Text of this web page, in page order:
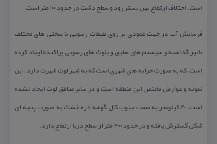
است. اختلاف ارتفاع بین بستر رود و سطح دشت در حدود ۱۰۰ متر است.
فرسایش آب در جهت عمودی بر روی طبقات رسوبی با سختی های مختلف
تاثیر گذاشته و سیستم های مطبق و بلوك های رسوبی پراكنده ایجاد كرده
است. كه به صورت خرابه های شهری است كه به شهر لوت شهرت دارد. این
نمونه و عوارض مختص این منطقه است و در سایر مناطق لوت ایجاد نشده
است. ۲۰ كیلومتر به سمت جنوب كال گوشه دره خشك به صورت پنجه ای
شكل گسترش یافته و در حدود ۴۰۰ متر از سطح دریا ارتفاع دارد.